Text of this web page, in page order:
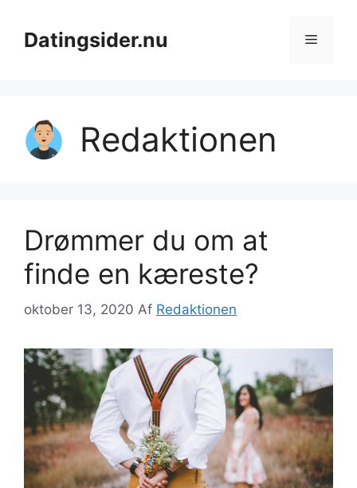
indholdDatingsider.nu Menu
Redaktionen
Drømmer du om at
finde en kæreste?
oktober 13, 2020 Af Redaktionen